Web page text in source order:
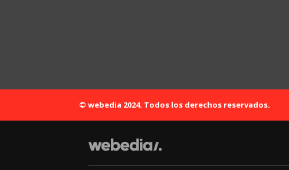
© webedia 2024. Todos los derechos reservados.